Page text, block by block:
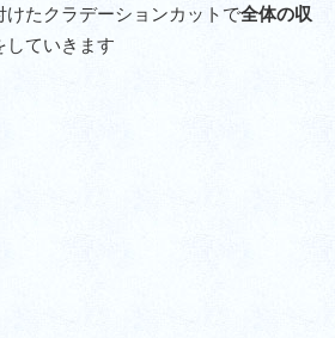
けたクラデーションカットで全体の収
していきます